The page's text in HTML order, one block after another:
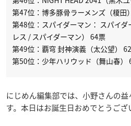
第47位：博多豚骨ラーメンズ（榎田
第48位：スパイダーマン： スパイ
レス / スパイダーマン） 64票
第49位：覇穹 封神演義（太公望）
第50位：少年ハリウッド（舞山春）
にじめん編集部では、小野さんの
す。本日はお誕生日おめでとうござ